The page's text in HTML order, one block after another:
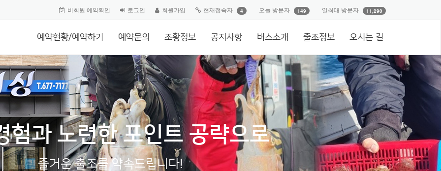
비회원 예약확인 로그인 회원가입 현재접속자 4 오늘 방문자 149 일최대 방문자 11,290
예약현황/예약하기 예약문의 조황정보 공지사항 버스소개 출조정보 오시는 길
험과 노련한 포인트 공략으로
즐거운 출조를 약속드립니다!